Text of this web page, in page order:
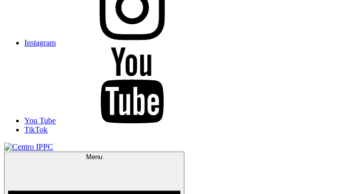
Instagram
You Tube
TikTok
Menu